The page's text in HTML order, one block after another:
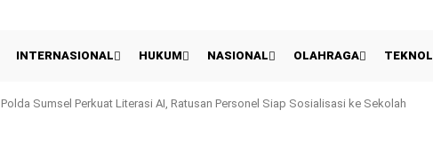
INTERNASIONAL HUKUM NASIONAL OLAHRAGA
Hasil Piala Presiden 2026: Persija Kalahkan Arema 3-1 Dan Raih Peringkat Ketiga